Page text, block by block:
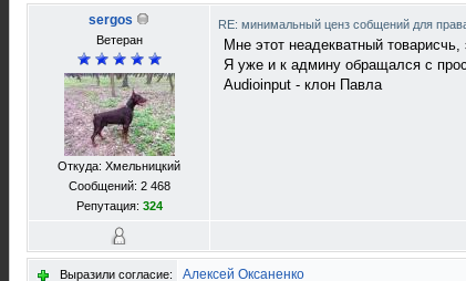
sergos
Ветеран
Откуда: Хмельницкий
Сообщений: 2 468
Репутация: 324
RE: минимальный ценз собщений для
Мне этот неадекватный
Я уже и к админу обращался с
Audioinput - клон Павла
Выразили согласие: Алексей Оксаненко